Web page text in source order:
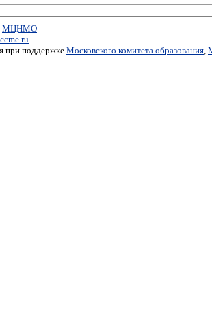
МЦНМО
при поддержке Московского комитета образования,